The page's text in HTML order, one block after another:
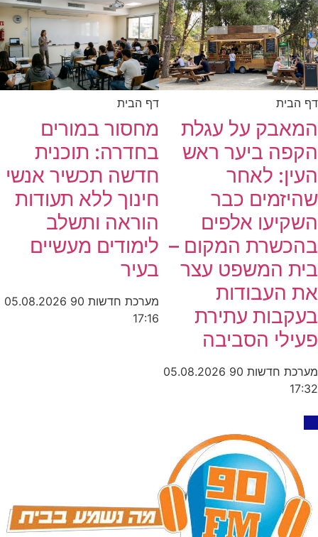
דף הבית
המאבק על עגלת
הקפה ביער ראש
העין: לאחר
שהיזמים כבר
השקיעו אלפים
בהכשרת המקום –
בית המשפט עצר
את העבודות
בעקבות עתירת
פעילי הסביבה
מערכת חדשות 90
05.08.2026
17:32
דף הבית
מחסור במורים
בחדרה: תוכנית
חדשה תכשיר אנשי
חינוך ללא תעודות
הוראה ותשלב
לימודים מעשיים
בעיר
מערכת חדשות 90
05.08.2026
17:16